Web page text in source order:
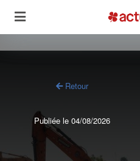
Retour
Publiée le 04/08/2026